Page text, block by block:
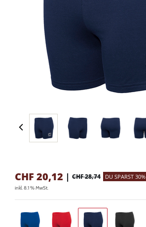
CHF 20,12 | CHF 28,74 DU SPARST 30%
inkl. 8.1 % MwSt.